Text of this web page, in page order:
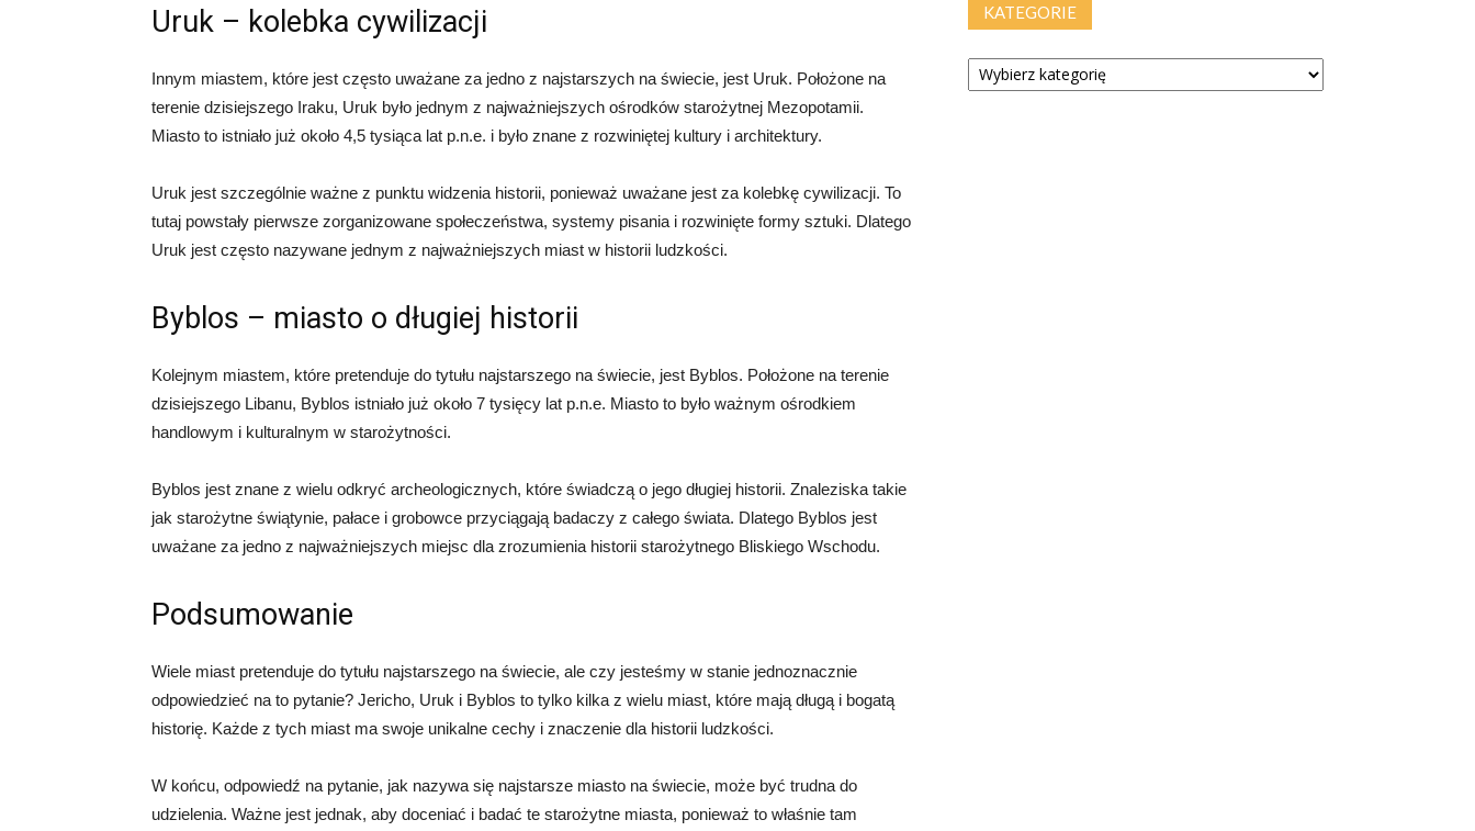
Uruk – kolebka cywilizacji
Innym miastem, które jest często uważane za jedno z najstarszych na świecie, jest Uruk. Położone na
terenie dzisiejszego Iraku, Uruk było jednym z najważniejszych ośrodków starożytnej Mezopotamii.
Miasto to istniało już około 4,5 tysiąca lat p.n.e. i było znane z rozwiniętej kultury i architektury.
Uruk jest szczególnie ważne z punktu widzenia historii, ponieważ uważane jest za kolebkę cywilizacji. To
tutaj powstały pierwsze zorganizowane społeczeństwa, systemy pisania i rozwinięte formy sztuki. Dlatego
Uruk jest często nazywane jednym z najważniejszych miast w historii ludzkości.
Byblos – miasto o długiej historii
Kolejnym miastem, które pretenduje do tytułu najstarszego na świecie, jest Byblos. Położone na terenie
dzisiejszego Libanu, Byblos istniało już około 7 tysięcy lat p.n.e. Miasto to było ważnym ośrodkiem
handlowym i kulturalnym w starożytności.
Byblos jest znane z wielu odkryć archeologicznych, które świadczą o jego długiej historii. Znaleziska takie
jak starożytne świątynie, pałace i grobowce przyciągają badaczy z całego świata. Dlatego Byblos jest
uważane za jedno z najważniejszych miejsc dla zrozumienia historii starożytnego Bliskiego Wschodu.
Podsumowanie
Wiele miast pretenduje do tytułu najstarszego na świecie, ale czy jesteśmy w stanie jednoznacznie
odpowiedzieć na to pytanie? Jericho, Uruk i Byblos to tylko kilka z wielu miast, które mają długą i bogatą
historię. Każde z tych miast ma swoje unikalne cechy i znaczenie dla historii ludzkości.
W końcu, odpowiedź na pytanie, jak nazywa się najstarsze miasto na świecie, może być trudna do
udzielenia. Ważne jest jednak, aby doceniać i badać te starożytne miasta, ponieważ to właśnie tam
KATEGORIE
Kategorie